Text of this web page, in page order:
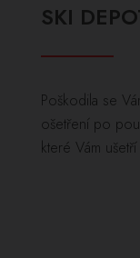
SKI
Poškodila se
ošetření po
které Vám